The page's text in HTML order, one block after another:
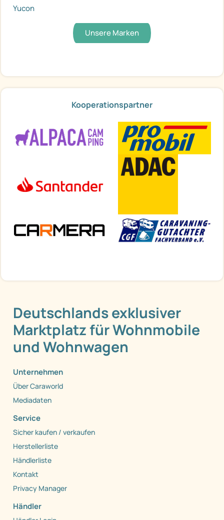
Yucon
Unsere Marken
Kooperationspartner
Deutschlands exklusiver
Marktplatz für Wohnmobile
und Wohnwagen
Unternehmen
Über Caraworld
Mediadaten
Service
Sicher kaufen / verkaufen
Herstellerliste
Händlerliste
Kontakt
Privacy Manager
Händler